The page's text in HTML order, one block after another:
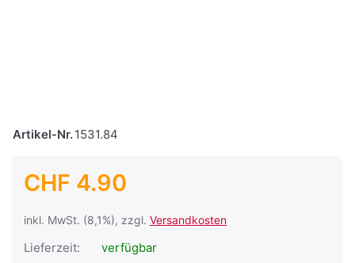
Artikel-Nr.1531.84
CHF 4.90
inkl. MwSt. (8,1%), zzgl. Versandkosten
Lieferzeit: verfügbar